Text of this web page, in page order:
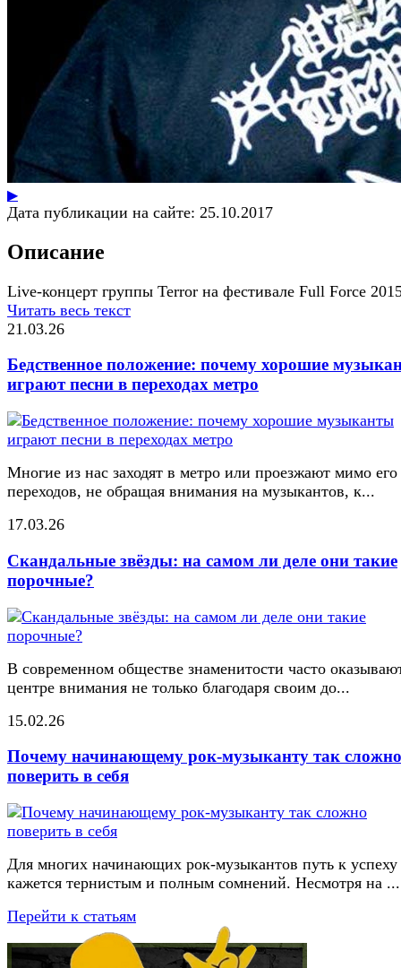
▶
Дата публикации на сайте: 25.10.2017
Описание
Live-концерт группы Terror на фестивале Full Force
Читать весь текст
21.03.26
Бедственное положение: почему хорошие
играют песни в переходах метро
Многие из нас заходят в метро или проезжают мимо его
переходов, не обращая внимания на музыкантов, к...
17.03.26
Скандальные звёзды: на самом ли деле они такие
порочные?
В современном обществе знаменитости часто
центре внимания не только благодаря своим до...
15.02.26
Почему начинающему рок-музыканту так сложно
поверить в себя
Для многих начинающих рок-музыкантов путь к успеху
кажется тернистым и полным сомнений. Несмотря на ...
Перейти к статьям